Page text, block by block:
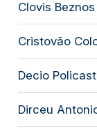
Clovis Beznos
Cristovão
Decio
Dirceu